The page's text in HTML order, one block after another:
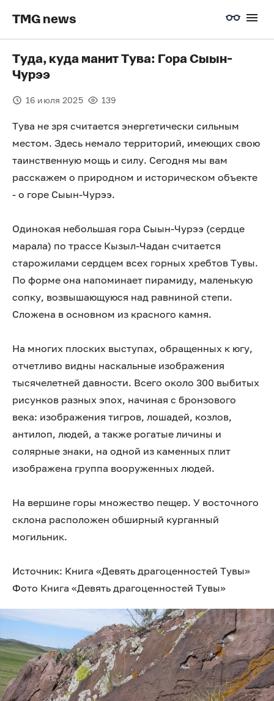
TMG news
️Туда, куда манит Тува: Гора Сыын-
Чурээ
16 июля 2025 139
Тува не зря считается энергетически сильным
местом. Здесь немало территорий, имеющих свою
таинственную мощь и силу. Сегодня мы вам
расскажем о природном и историческом объекте
- о горе Сыын-Чурээ.
Одинокая небольшая гора Сыын-Чурээ (сердце
марала) по трассе Кызыл-Чадан считается
старожилами сердцем всех горных хребтов Тувы.
По форме она напоминает пирамиду, маленькую
сопку, возвышающуюся над равниной степи.
Сложена в основном из красного камня.
На многих плоских выступах, обращенных к югу,
отчетливо видны наскальные изображения
тысячелетней давности. Всего около 300 выбитых
рисунков разных эпох, начиная с бронзового
века: изображения тигров, лошадей, козлов,
антилоп, людей, а также рогатые личины и
солярные знаки, на одной из каменных плит
изображена группа вооруженных людей.
На вершине горы множество пещер. У восточного
склона расположен обширный курганный
могильник.
Источник: Книга «Девять драгоценностей Тувы»
Фото Книга «Девять драгоценностей Тувы»